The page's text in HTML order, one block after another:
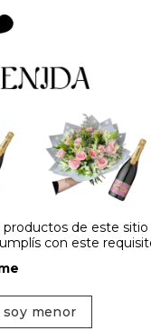
productos de este
con este